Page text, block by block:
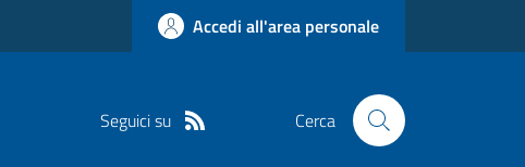
Accedi all'area personale
Seguici su Cerca